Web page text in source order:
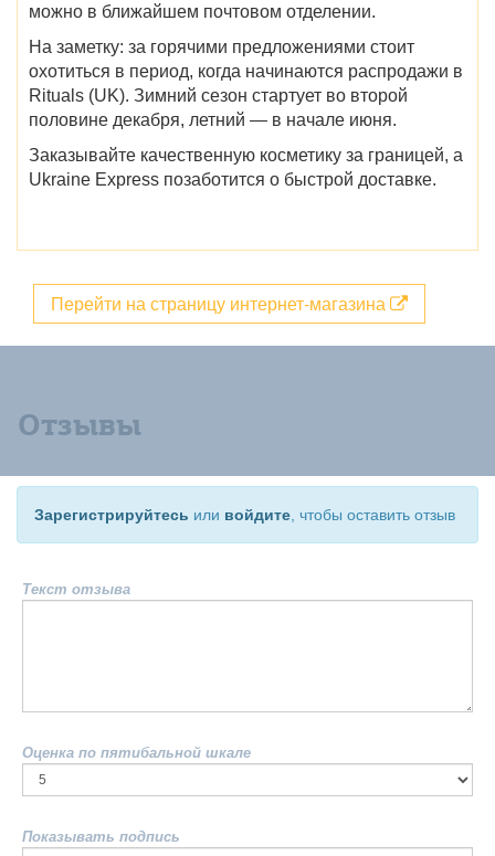
можно в ближайшем почтовом отделении.
На заметку: за горячими предложениями стоит
охотиться в период, когда начинаются распродажи в
Rituals (UK). Зимний сезон стартует во второй
половине декабря, летний — в начале июня.
Заказывайте качественную косметику за границей, а
Ukraine Express позаботится о быстрой доставке.
Перейти на страницу интернет-магазина
Отзывы
Зарегистрируйтесь или войдите , чтобы оставить отзыв
Текст отзыва
Оценка по пятибальной шкале
Показывать подпись